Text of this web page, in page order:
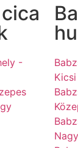
-
Kicsi
Nagy